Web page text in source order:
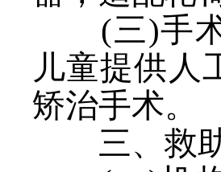
(三)手
儿童提供人
矫治手术。
三、救